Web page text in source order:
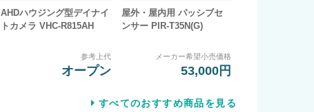
AHDハウジング型デイナイ
トカメラ VHC-R815AH
参考上代
オープン
屋外・屋内用 パッシブセ
ンサー PIR-T35N(G)
メーカー希望小売価格
53,000円
すべてのおすすめ商品を見る